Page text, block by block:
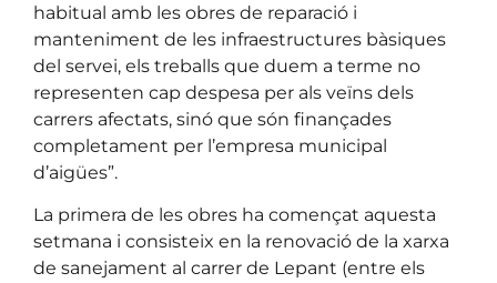
habitual amb les obres de reparació i
manteniment de les infraestructures bàsiques
del servei, els treballs que duem a terme no
representen cap despesa per als veïns dels
carrers afectats, sinó que són finançades
completament per l’empresa municipal
d’aigües”.
La primera de les obres ha començat aquesta
setmana i consisteix en la renovació de la xarxa
de sanejament al carrer de Lepant (entre els